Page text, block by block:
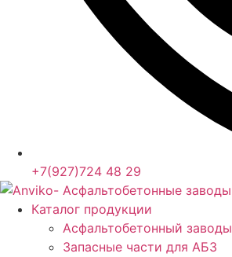
+7(927)724 48 29
Каталог продукции
Асфальтобетонный заводы
Запасные части для АБЗ